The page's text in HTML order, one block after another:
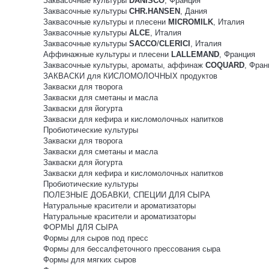
Заквасочные культуры CHR.HANSEN , Дания
Заквасочные культуры и плесени MICROMILK, Италия
Заквасочные культуры ALCE, Италия
Заквасочные культуры SACCO/CLERICI , Италия
Аффинажные культуры и плесени LALLEMAND, Франция
Заквасочные культуры, ароматы, аффинаж COQUARD,
ЗАКВАСКИ для КИСЛОМОЛОЧНЫХ продуктов
Закваски для творога
Закваски для сметаны и масла
Закваски для йогурта
Закваски для кефира и кисломолочных напитков
Пробиотические культуры
Закваски для творога
Закваски для сметаны и масла
Закваски для йогурта
Закваски для кефира и кисломолочных напитков
Пробиотические культуры
ПОЛЕЗНЫЕ ДОБАВКИ, СПЕЦИИ ДЛЯ СЫРА
Натуральные красители и ароматизаторы
Натуральные красители и ароматизаторы
ФОРМЫ ДЛЯ СЫРА
Формы для сыров под пресс
Формы для бессалфеточного прессования сыра
Формы для мягких сыров